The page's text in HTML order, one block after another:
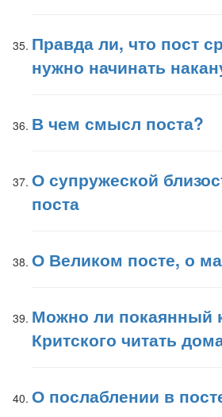
Правда ли, что пост
нужно начинать
В чем смысл поста?
О супружеской
поста
О Великом посте, о
Можно ли покаянный
Критского читать
О послаблении в